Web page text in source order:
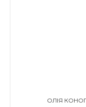
ОЛІЯ